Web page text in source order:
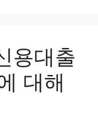
용대출
대해